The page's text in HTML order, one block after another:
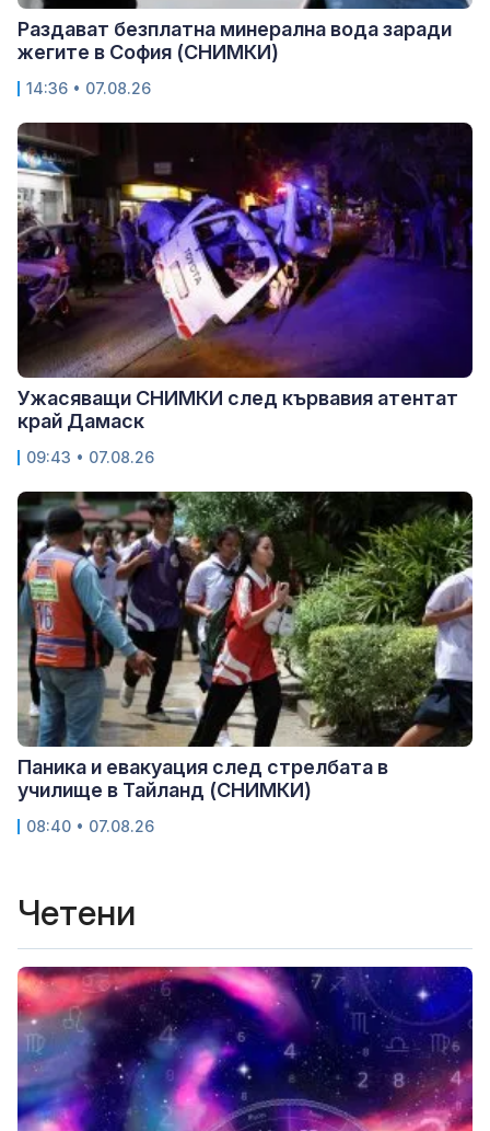
Раздават безплатна минерална вода заради
жегите в София (СНИМКИ)
14:36 • 07.08.26
Ужасяващи СНИМКИ след кървавия атентат
край Дамаск
09:43 • 07.08.26
Паника и евакуация след стрелбата в
училище в Тайланд (СНИМКИ)
08:40 • 07.08.26
Четени